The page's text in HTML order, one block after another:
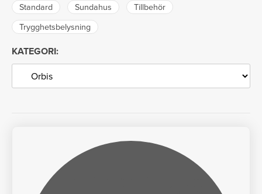
Standard
Sundahus
Tillbehör
Trygghetsbelysning
KATEGORI: